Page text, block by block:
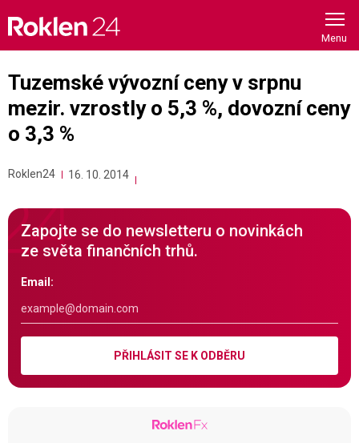
content
Tuzemské vývozní ceny v srpnu
mezir. vzrostly o 5,3 %, dovozní ceny
o 3,3 %
Roklen24 16. 10. 2014
Zapojte se do newsletteru o novinkách
ze světa finančních trhů.
Email:
PŘIHLÁSIT SE K ODBĚRU